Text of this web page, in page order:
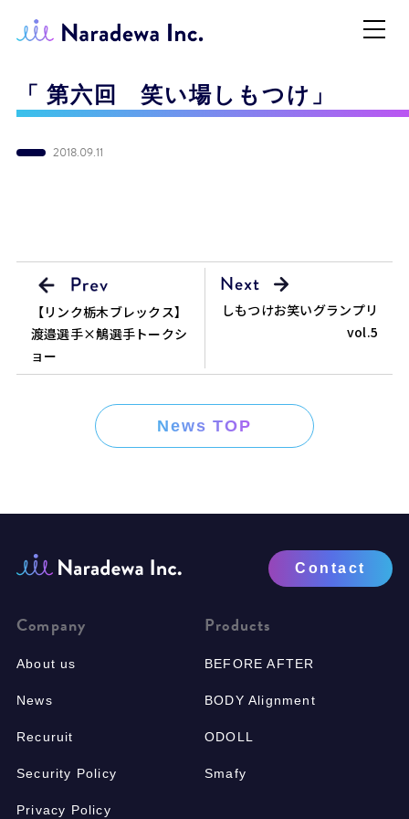
「 第六回 笑い場しもつけ」
2018.09.11
【リンク栃木ブレックス】
渡邉選手×鵤選手トークシ
ョー
しもつけお笑いグランプリ
vol.5
News TOP
Contact
Company
About us
News
Recuruit
Security Policy
Privacy Policy
Products
BEFORE AFTER
BODY Alignment
ODOLL
Smafy